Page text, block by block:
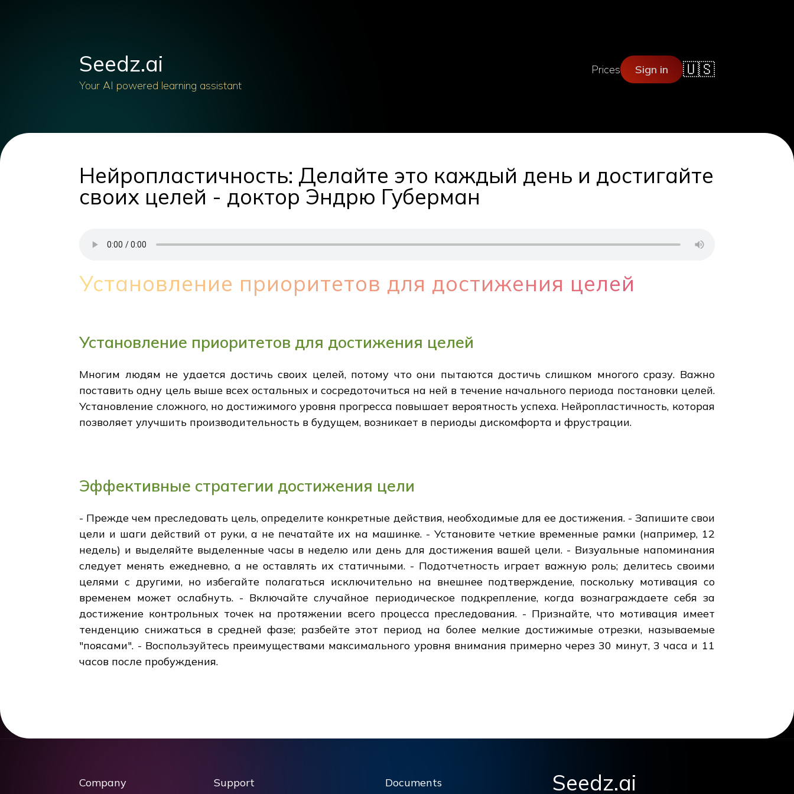
Seedz.ai
Your AI powered learning assistant
Prices Sign in 🇺🇸
Нейропластичность: Делайте это каждый день и достигайте
своих целей - доктор Эндрю Губерман
Установление приоритетов для достижения целей
Установление приоритетов для достижения целей
Многим людям не удается достичь своих целей, потому что они пытаются достичь слишком многого сразу. Важно
поставить одну цель выше всех остальных и сосредоточиться на ней в течение начального периода постановки целей.
Установление сложного, но достижимого уровня прогресса повышает вероятность успеха. Нейропластичность, которая
позволяет улучшить производительность в будущем, возникает в периоды дискомфорта и фрустрации.
Эффективные стратегии достижения цели
- Прежде чем преследовать цель, определите конкретные действия, необходимые для ее достижения. - Запишите свои
цели и шаги действий от руки, а не печатайте их на машинке. - Установите четкие временные рамки (например, 12
недель) и выделяйте выделенные часы в неделю или день для достижения вашей цели. - Визуальные напоминания
следует менять ежедневно, а не оставлять их статичными. - Подотчетность играет важную роль; делитесь своими
целями с другими, но избегайте полагаться исключительно на внешнее подтверждение, поскольку мотивация со
временем может ослабнуть. - Включайте случайное периодическое подкрепление, когда вознаграждаете себя за
достижение контрольных точек на протяжении всего процесса преследования. - Признайте, что мотивация имеет
тенденцию снижаться в средней фазе; разбейте этот период на более мелкие достижимые отрезки, называемые
"поясами". - Воспользуйтесь преимуществами максимального уровня внимания примерно через 30 минут, 3 часа и 11
часов после пробуждения.
Company Support Documents Seedz.ai